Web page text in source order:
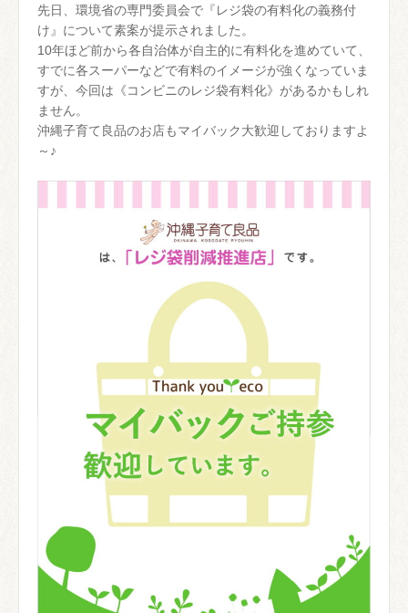
先日、環境省の専門委員会で『レジ袋の有料化の義務付
け』について素案が提示されました。
10年ほど前から各自治体が自主的に有料化を進めていて、
すでに各スーパーなどで有料のイメージが強くなっていま
すが、今回は《コンビニのレジ袋有料化》があるかもしれ
ません。
沖縄子育て良品のお店もマイバック大歓迎しておりますよ
～♪